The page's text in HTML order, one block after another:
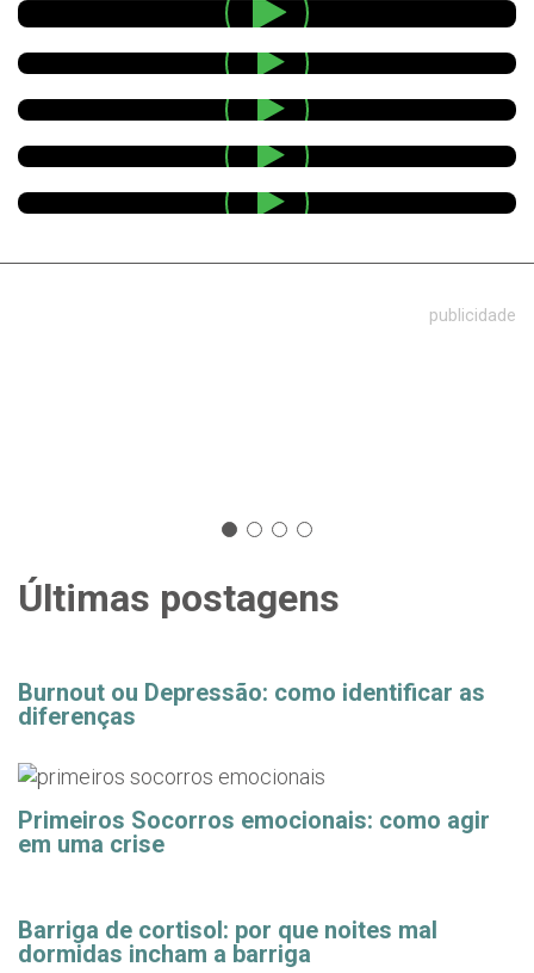
publicidade
Últimas postagens
Burnout ou Depressão: como identificar as
diferenças
Primeiros Socorros emocionais: como agir
em uma crise
Barriga de cortisol: por que noites mal
dormidas incham a barriga